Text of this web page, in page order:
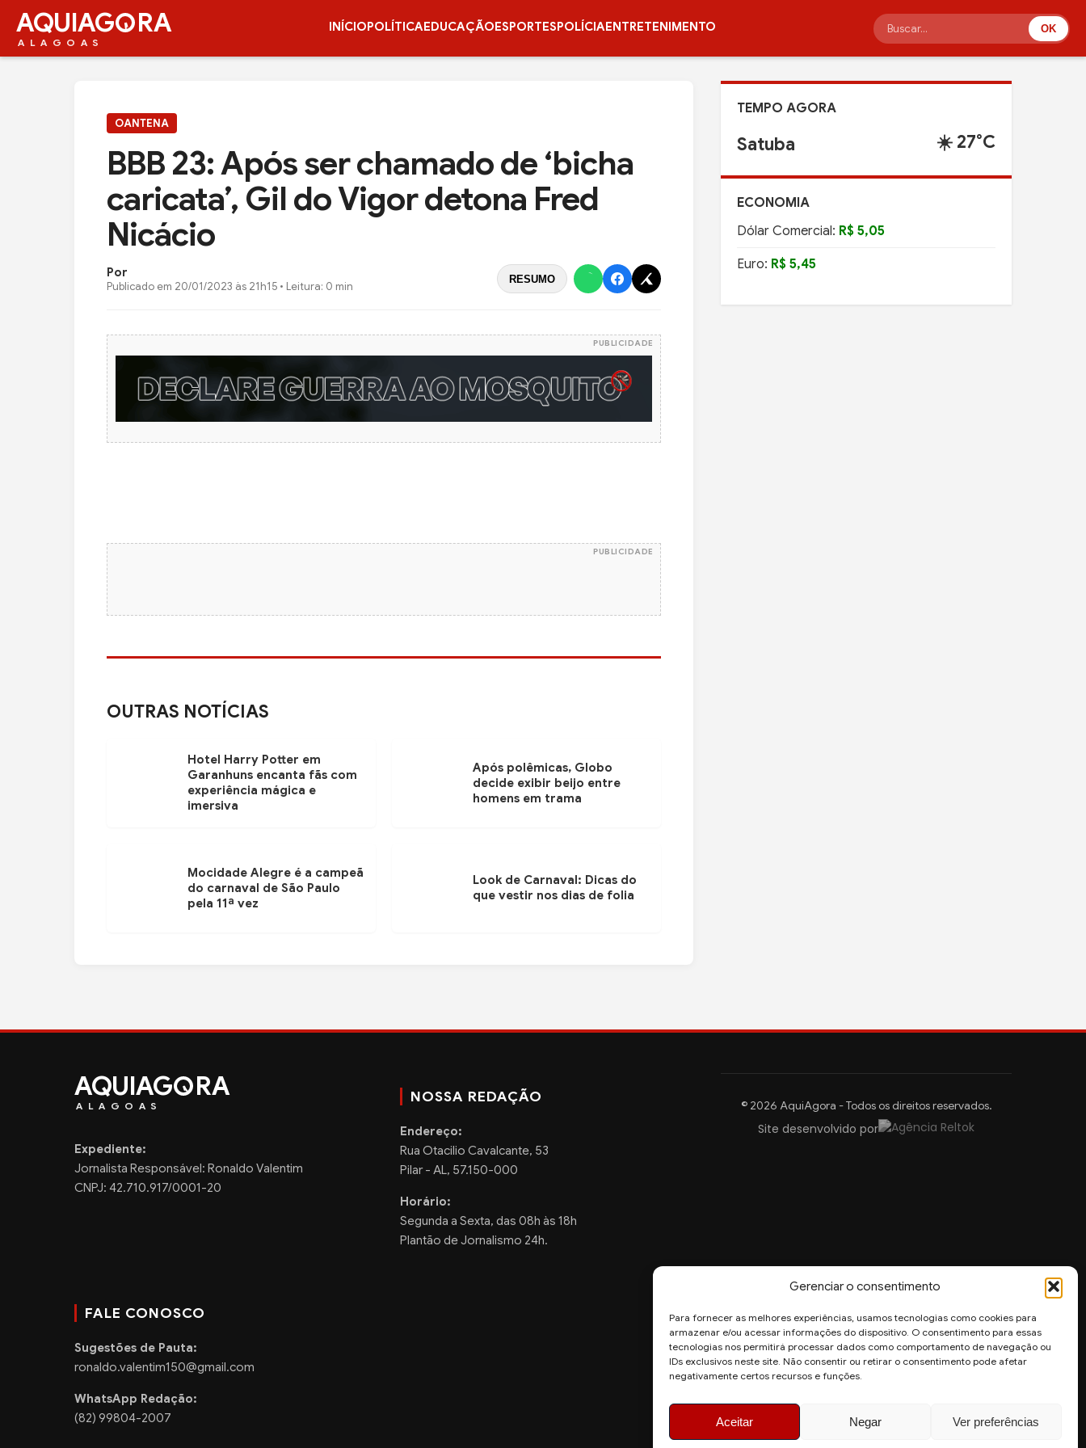
Gerenciar o consentimento
Para fornecer as melhores experiências, usamos tecnologias como cookies para
armazenar e/ou acessar informações do dispositivo. O consentimento para essas
tecnologias nos permitirá processar dados como comportamento de navegação ou
IDs exclusivos neste site. Não consentir ou retirar o consentimento pode afetar
negativamente certos recursos e funções.
Aceitar Negar Ver preferências
AQUIAG RA
ALAGOAS
INÍCIOPOLÍTICAEDUCAÇÃOESPORTESPOLÍCIAENTRETENIMENTO OK
OANTENA
BBB 23: Após ser chamado de ‘bicha
caricata’, Gil do Vigor detona Fred
Nicácio
Por
Publicado em 20/01/2023 às 21h15 • Leitura: 0 min
RESUMO
PUBLICIDADE
PUBLICIDADE
OUTRAS NOTÍCIAS
Hotel Harry Potter em
Garanhuns encanta fãs com
experiência mágica e
imersiva
Após polêmicas, Globo
decide exibir beijo entre
homens em trama
Mocidade Alegre é a campeã
do carnaval de São Paulo
pela 11ª vez
Look de Carnaval: Dicas do
que vestir nos dias de folia
TEMPO AGORA
Satuba ☀️ 27°C
ECONOMIA
Dólar Comercial: R$ 5,05
Euro: R$ 5,45
AQUIAG RA
ALAGOAS
Expediente:
Jornalista Responsável: Ronaldo Valentim
CNPJ: 42.710.917/0001-20
NOSSA REDAÇÃO
Endereço:
Rua Otacilio Cavalcante, 53
Pilar - AL, 57.150-000
Horário:
Segunda a Sexta, das 08h às 18h
Plantão de Jornalismo 24h.
FALE CONOSCO
Sugestões de Pauta:
ronaldo.valentim150@gmail.com
WhatsApp Redação:
(82) 99804-2007
© 2026 AquiAgora - Todos os direitos reservados.
Site desenvolvido por